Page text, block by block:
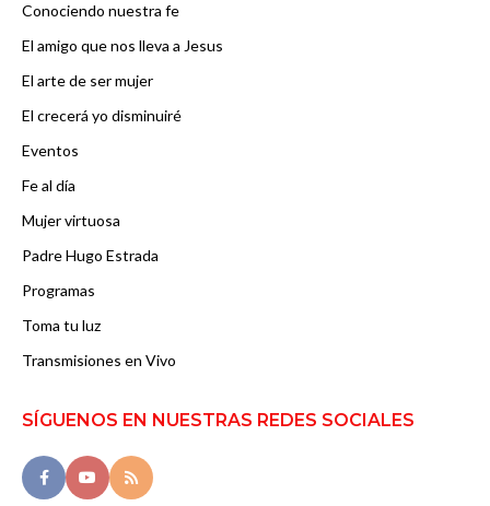
Conociendo nuestra fe
El amigo que nos lleva a Jesus
El arte de ser mujer
El crecerá yo disminuiré
Eventos
Fe al día
Mujer virtuosa
Padre Hugo Estrada
Programas
Toma tu luz
Transmisiones en Vivo
SÍGUENOS EN NUESTRAS REDES SOCIALES